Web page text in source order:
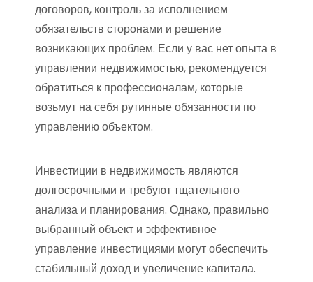
договоров, контроль за исполнением
обязательств сторонами и решение
возникающих проблем. Если у вас нет опыта в
управлении недвижимостью, рекомендуется
обратиться к профессионалам, которые
возьмут на себя рутинные обязанности по
управлению объектом.
Инвестиции в недвижимость являются
долгосрочными и требуют тщательного
анализа и планирования. Однако, правильно
выбранный объект и эффективное
управление инвестициями могут обеспечить
стабильный доход и увеличение капитала.